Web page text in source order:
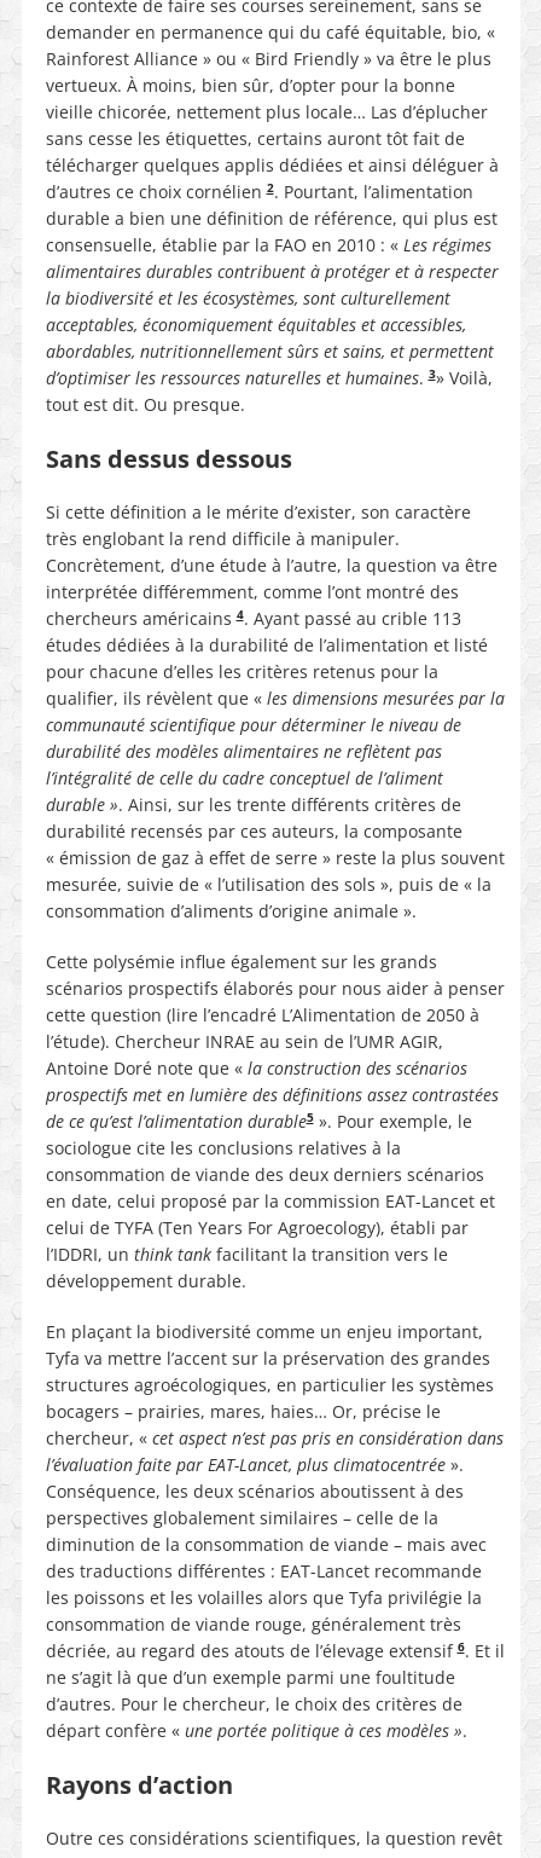
ce contexte de faire ses courses sereinement, sans se
demander en permanence qui du café équitable, bio, «
Rainforest Alliance » ou « Bird Friendly » va être le plus
vertueux. À moins, bien sûr, d’opter pour la bonne
vieille chicorée, nettement plus locale… Las d’éplucher
sans cesse les étiquettes, certains auront tôt fait de
télécharger quelques applis dédiées et ainsi déléguer à
d’autres ce choix cornélien2. Pourtant, l’alimentation
durable a bien une définition de référence, qui plus est
consensuelle, établie par la FAO en 2010 : « Les régimes
alimentaires durables contribuent à protéger et à respecter
la biodiversité et les écosystèmes, sont culturellement
acceptables, économiquement équitables et accessibles,
abordables, nutritionnellement sûrs et sains, et permettent
d’optimiser les ressources naturelles et humaines.3» Voilà,
tout est dit. Ou presque.
Sans dessus dessous
Si cette définition a le mérite d’exister, son caractère
très englobant la rend difficile à manipuler.
Concrètement, d’une étude à l’autre, la question va être
interprétée différemment, comme l’ont montré des
chercheurs américains4. Ayant passé au crible 113
études dédiées à la durabilité de l’alimentation et listé
pour chacune d’elles les critères retenus pour la
qualifier, ils révèlent que « les dimensions mesurées par la
communauté scientifique pour déterminer le niveau de
durabilité des modèles alimentaires ne reflètent pas
l’intégralité de celle du cadre conceptuel de l’aliment
durable ». Ainsi, sur les trente différents critères de
durabilité recensés par ces auteurs, la composante
« émission de gaz à effet de serre » reste la plus souvent
mesurée, suivie de « l’utilisation des sols », puis de « la
consommation d’aliments d’origine animale ».
Cette polysémie influe également sur les grands
scénarios prospectifs élaborés pour nous aider à penser
cette question (lire l’encadré L’Alimentation de 2050 à
l’étude). Chercheur INRAE au sein de l’UMR AGIR,
Antoine Doré note que « la construction des scénarios
prospectifs met en lumière des définitions assez contrastées
de ce qu’est l’alimentation durable5». Pour exemple, le
sociologue cite les conclusions relatives à la
consommation de viande des deux derniers scénarios
en date, celui proposé par la commission EAT-Lancet et
celui de TYFA (Ten Years For Agroecology), établi par
l’IDDRI, un think tankfacilitant la transition vers le
développement durable.
En plaçant la biodiversité comme un enjeu important,
Tyfa va mettre l’accent sur la préservation des grandes
structures agroécologiques, en particulier les systèmes
bocagers – prairies, mares, haies… Or, précise le
chercheur, « cet aspect n’est pas pris en considération dans
l’évaluation faite par EAT-Lancet, plus climatocentrée».
Conséquence, les deux scénarios aboutissent à des
perspectives globalement similaires – celle de la
diminution de la consommation de viande – mais avec
des traductions différentes : EAT-Lancet recommande
les poissons et les volailles alors que Tyfa privilégie la
consommation de viande rouge, généralement très
décriée, au regard des atouts de l’élevage extensif6. Et il
ne s’agit là que d’un exemple parmi une foultitude
d’autres. Pour le chercheur, le choix des critères de
départ confère « une portée politique à ces modèles ».
Rayons d’action
Outre ces considérations scientifiques, la question revêt